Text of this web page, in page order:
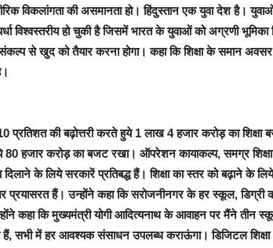
विकलांगता की असमानता हो। हिंदुस्तान एक युवा देश
विश्वस्तरीय हो चुकी है जिसमें भारत के युवाओं को अग्रणी भूमिका
से खुद को तैयार करना होगा। कहा कि शिक्षा के समान
प्रतिशत की बढ़ोत्तरी करते हुये 1 लाख 4 हजार करोड़ का
80 हजार करोड़ का बजट रखा। ऑपरेशन कायाकल्प, समग्र
दिलाने के लिये सरकारें प्रतिबद्ध हैं। शिक्षा का स्तर को बढ़ाने के
प्रयासरत हैं। उन्होंने कहा कि सरोजनीनगर के हर स्कूल, डिग्री
कहा कि मुख्यमंत्री योगी आदित्यनाथ के आवाहन पर मैंने तीन
हैं, सभी में हर आवश्यक संसाधन उपलब्ध कराऊंगा। डिजिटल